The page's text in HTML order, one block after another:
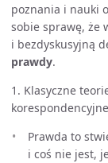
poznania i nauki
sobie sprawę, że
i bezdyskusyjną
prawdy.
1. Klasyczne
Prawda to
i coś nie jest,